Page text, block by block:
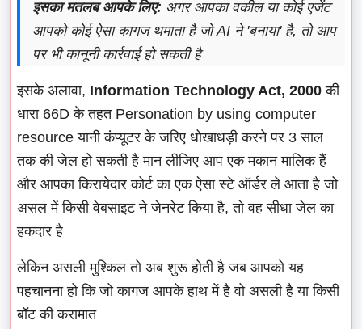
इसका मतलब आपके लिए: अगर आपका वकील या कोई एजेंट
आपको कोई ऐसा कागज थमाता है जो AI ने 'बनाया' है, तो आप
पर भी कानूनी कार्रवाई हो सकती है
इसके अलावा, Information Technology Act, 2000 की
धारा 66D के तहत Personation by using computer
resource यानी कंप्यूटर के जरिए धोखाधड़ी करने पर 3 साल
तक की जेल हो सकती है मान लीजिए आप एक मकान मालिक हैं
और आपका किरायेदार कोर्ट का एक ऐसा स्टे ऑर्डर ले आता है जो
असल में किसी वेबसाइट ने जेनरेट किया है, तो वह सीधा जेल का
हकदार है
लेकिन असली मुश्किल तो अब शुरू होती है जब आपको यह
पहचानना हो कि जो कागज आपके हाथ में है वो असली है या किसी
बॉट की करामात